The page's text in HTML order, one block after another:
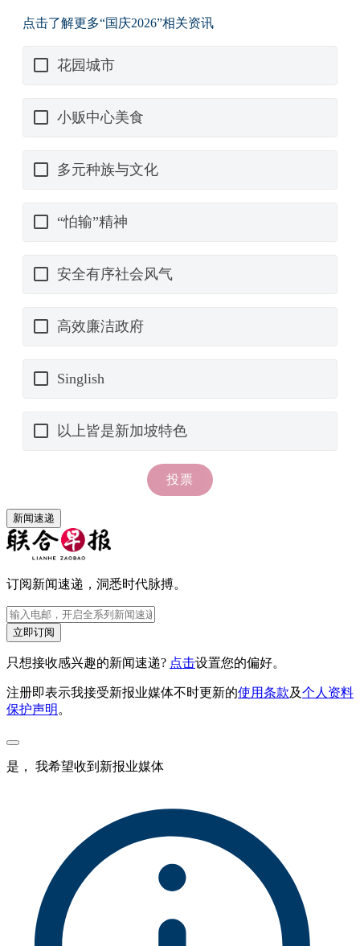
新闻速递
订阅新闻速递，洞悉时代脉搏。
立即订阅
只想接收感兴趣的新闻速递? 点击设置您的偏好。
注册即表示我接受新报业媒体不时更新的使用条款及个人资料
保护声明 。
是， 我希望收到新报业媒体